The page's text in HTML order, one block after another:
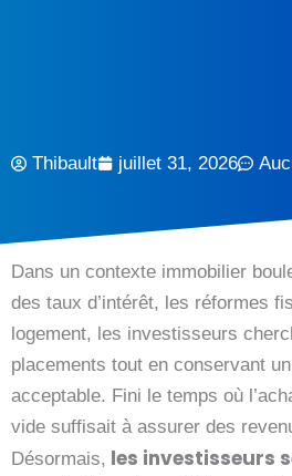
Thibault juillet 31, 2026
Dans un contexte immobilier
des taux d’intérêt, les réformes
logement, les investisseurs
placements tout en conservant
acceptable. Fini le temps où
vide suffisait à assurer des
Désormais, les investisseurs